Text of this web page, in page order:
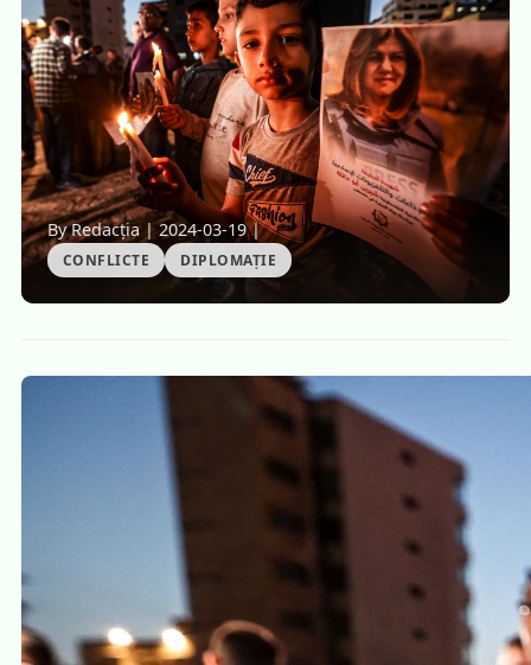
By Redacția|2024-03-19|
CONFLICTE DIPLOMAȚIE